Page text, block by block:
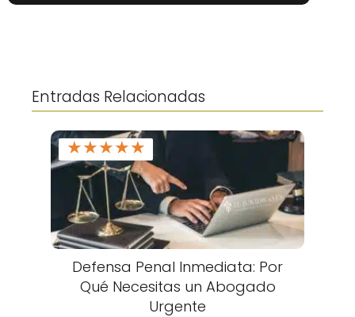
Entradas Relacionadas
★★★★★
Defensa Penal Inmediata: Por
Qué Necesitas un Abogado
Urgente